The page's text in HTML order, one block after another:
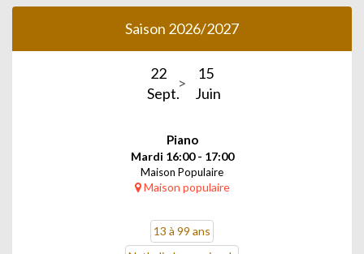
Saison 2026/2027
22
Sept.
15
Juin
Piano
Mardi 16:00 - 17:00
Maison Populaire
Maison populaire
13 à 99 ans